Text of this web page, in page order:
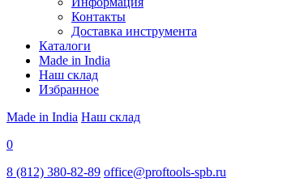
Контакты
Доставка инструмента
Каталоги
Made in India
Наш склад
Избранное
Made in India Наш склад
0
8 (812) 380-82-89 office@proftools-spb.ru